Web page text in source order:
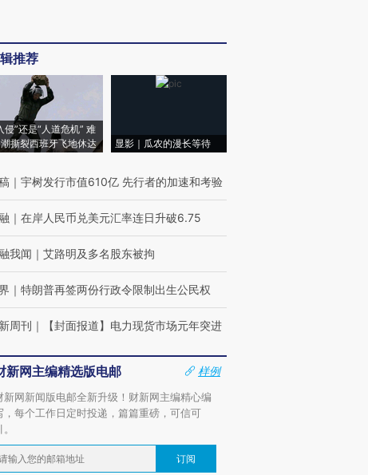
推荐
侵”还是“人道危机” 难
撕裂西班牙飞地休达
显影｜瓜农的漫长等待
｜ 宇树发行市值610亿 先行者的加速和考验
｜ 在岸人民币兑美元汇率连日升破6.75
我闻 ｜ 艾路明及多名股东被拘
｜ 特朗普再签两份行政令限制出生公民权
周刊 ｜ 【封面报道】电力现货市场元年突进
新网主编精选版电邮
样例
新网新闻版电邮全新升级！财新网主编精心编
，每个工作日定时投递，篇篇重磅，可信可
订阅